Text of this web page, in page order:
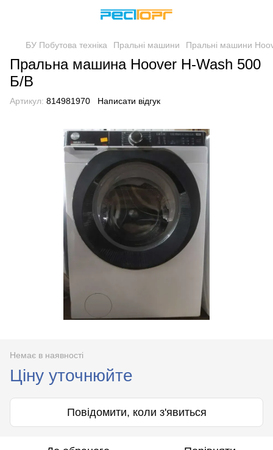
БУ Побутова техніка Пральні машини Пральні машини
Пральна машина Hoover H-Wash 500
Б/В
Артикул: 814981970 Написати відгук
Немає в наявності
Ціну уточнюйте
Повідомити, коли з'явиться